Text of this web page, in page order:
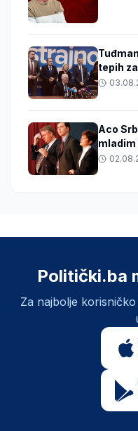
tepih
Aco
mladim
Politički.ba
Za najbolje